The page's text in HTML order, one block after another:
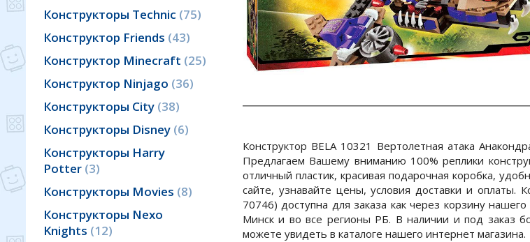
Конструкторы Technic 75
Конструктор Friends 43
Конструктор Minecraft 25
Конструктор Ninjago 36
Конструкторы City 38
Конструкторы Disney 6
Конструкторы Harry
Potter 3
Конструкторы Movies 8
Конструкторы Nexo
Knights 12
Конструктор BELA 10321 Вертолетная атака
Предлагаем Вашему вниманию 100% реплики
отличный пластик, красивая подарочная коробка,
сайте, узнавайте цены, условия доставки и оплаты.
70746) доступна для заказа как через корзину
Минск и во все регионы РБ. В наличии и под заказ
можете увидеть в каталоге нашего интернет магазина.